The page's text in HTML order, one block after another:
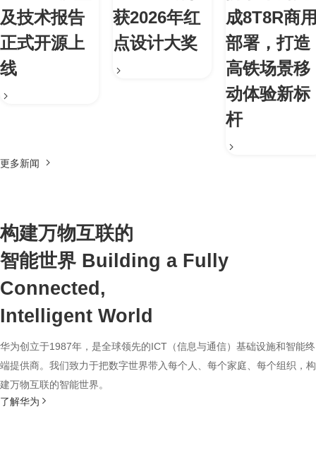
及技术报告
正式开源上
线
获2026年红
点设计大奖
成8T8R商
部署，打造
高铁场景移
动体验新标
杆
更多新闻
构建万物互联的
智能世界 Building a Fully
Connected,
Intelligent World
华为创立于1987年，是全球领先的ICT（信息与通信）基础设施和智能终
端提供商。我们致力于把数字世界带入每个人、每个家庭、每个组织，构
建万物互联的智能世界。
了解华为